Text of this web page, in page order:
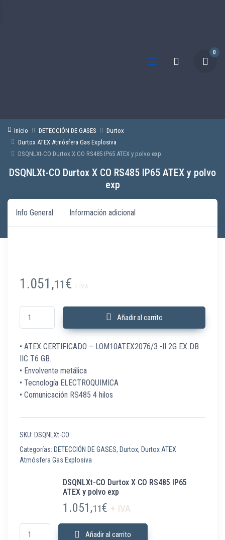
0
Inicio DETECCIÓN DE GASES
Durtox
Durtox ATEX Atmósfera Gas Explosiva
DSQNLXt-CO Durtox X CO RS485 IP65 ATEX y polvo exp
DSQNLXt-CO Durtox X CO RS485 IP65 ATEX y polvo
exp
Info General Información adicional
1.051,11€ + IVA
DSQNLXt-CO Durtox X CO RS485 IP65 ATEX y polvo exp cantidad
Añadir al carrito
• ATEX CERTIFICADO – LOM10ATEX2076/3 -II 2G EX DB
IIC T6 GB.
• Envolvente metálica
• Tecnología ELECTROQUIMICA
• Comunicación RS485 4 hilos
SKU: DSQNLXt-CO
Categorías: DETECCIÓN DE GASES, Durtox, Durtox ATEX
Atmósfera Gas Explosiva
DSQNLXt-CO Durtox X CO RS485 IP65
ATEX y polvo exp
1.051,11€ + IVA
DSQNLXt-CO Durtox X CO RS485 IP65 ATEX y polvo exp cantidad
Añadir al carrito